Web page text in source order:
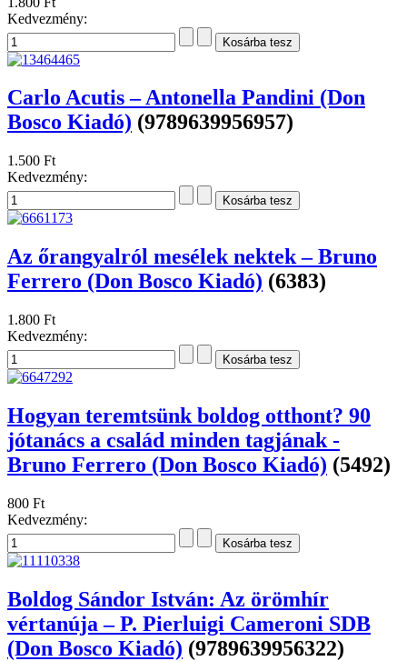
Kedvezmény:
Carlo Acutis – Antonella Pandini (Don
Bosco Kiadó) (9789639956957)
1.500 Ft
Kedvezmény:
Az őrangyalról mesélek nektek – Bruno
Ferrero (Don Bosco Kiadó) (6383)
1.800 Ft
Kedvezmény:
Hogyan teremtsünk boldog otthont? 90
jótanács a család minden tagjának -
Bruno Ferrero (Don Bosco Kiadó) (5492)
800 Ft
Kedvezmény:
Boldog Sándor István: Az örömhír
vértanúja – P. Pierluigi Cameroni SDB
(Don Bosco Kiadó) (9789639956322)